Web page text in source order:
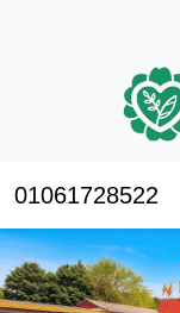
01061728522